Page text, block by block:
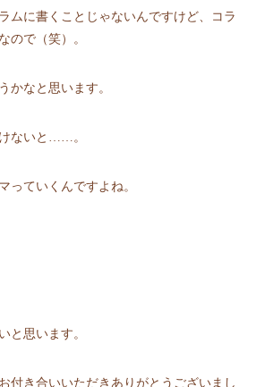
ムに書くことじゃないんですけど、コラ
ので（笑）。
かなと思います。
ないと……。
っていくんですよね。
と思います。
付き合いいただきありがとうございまし